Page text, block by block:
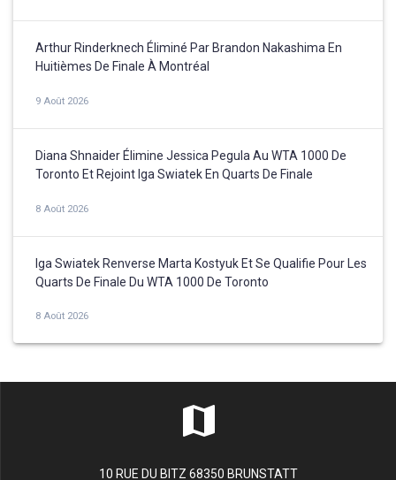
Arthur Rinderknech Éliminé Par Brandon Nakashima En
Huitièmes De Finale À Montréal
9 Août 2026
Diana Shnaider Élimine Jessica Pegula Au WTA 1000 De
Toronto Et Rejoint Iga Swiatek En Quarts De Finale
8 Août 2026
Iga Swiatek Renverse Marta Kostyuk Et Se Qualifie Pour Les
Quarts De Finale Du WTA 1000 De Toronto
8 Août 2026
10 RUE DU BITZ 68350 BRUNSTATT